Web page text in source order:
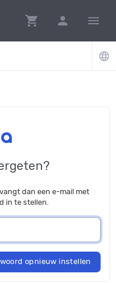
shopping_cart person menu
language
dan een e-mail met
in te stellen.
opnieuw instellen